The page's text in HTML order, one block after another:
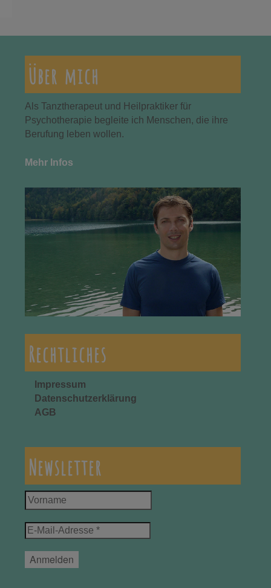
Über mich
Als Tanztherapeut und Heilpraktiker für
Psychotherapie begleite ich Menschen, die ihre
Berufung leben wollen.
Mehr Infos
Rechtliches
Impressum
Datenschutzerklärung
AGB
Newsletter
Vorname
E-
Mail-
Adresse
*